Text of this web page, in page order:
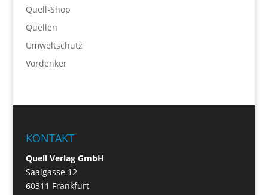
Quell-Shop
Quellen
Umweltschutz
Vordenker
KONTAKT
Quell Verlag GmbH
Saalgasse 12
60311 Frankfurt